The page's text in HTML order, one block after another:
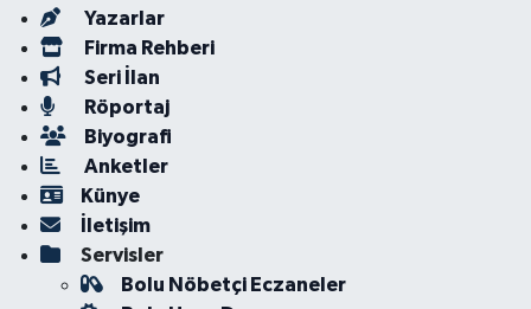
Yazarlar
Firma Rehberi
Seri İlan
Röportaj
Biyografi
Anketler
Künye
İletişim
Servisler
Bolu Nöbetçi Eczaneler